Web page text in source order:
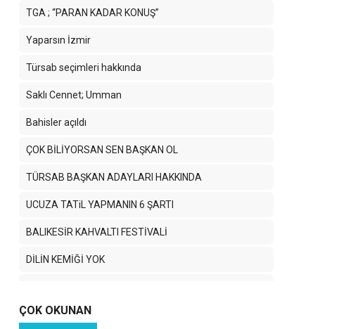
TGA ; “PARAN KADAR KONUŞ”
Yaparsın İzmir
Türsab seçimleri hakkında
Saklı Cennet; Umman
Bahisler açıldı
ÇOK BİLİYORSAN SEN BAŞKAN OL
TÜRSAB BAŞKAN ADAYLARI HAKKINDA
UCUZA TATiL YAPMANIN 6 ŞARTI
BALIKESİR KAHVALTI FESTİVALİ
DİLİN KEMİĞİ YOK
MEVLANA ÇAĞIRIYOR
ÇOK OKUNAN